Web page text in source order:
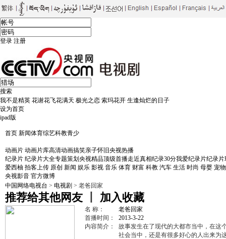
登录 注册
搜索
我不是精英 花谢花飞花满天 极光之恋 索玛花开 生逢灿烂的日子
设为首页
ipad版
首页 新闻体育综艺科教青少
动画片 动画片库高清动画搞笑亲子怀旧央视热播
纪录片 纪录片大全专题策划 央视精品顶级首播走近真相纪录30分我爱纪录片纪录片
爱西柚 拍客上传 原创 新闻 娱乐 影视 音乐 体育 财富 科教 汽车 生活 时尚 母婴 宠物
央视影音 官方微博
中国网络电视台 > 电视剧 > 老爸回家
推荐给其他网友 加入收藏
名 称：
老爸回家
首播时间：
2013-3-22
内容简介：
故事发生在了现代的大都市当中，在这
社会当中，还是有很多好心的人出来为